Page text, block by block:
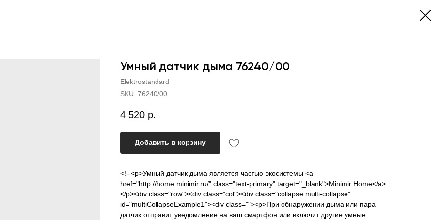
Умный датчик дыма 76240/00
Elektrostandard
SKU: 76240/00
4 520 р.
Добавить в корзину
<!--<p>Умный датчик дыма является частью экосистемы <a
href="http://home.minimir.ru/" class="text-primary" target="_blank">Minimir Home</a>.
</p><div class="row"><div class="col"><div class="collapse multi-collapse"
id="multiCollapseExample1"><div class=""><p>При обнаружении дыма или пара
датчик отправит уведомление на ваш смартфон или включит другие умные